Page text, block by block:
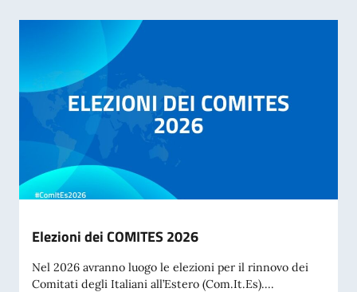
Elezioni dei COMITES 2026
Nel 2026 avranno luogo le elezioni per il rinnovo dei
Comitati degli Italiani all’Estero (Com.It.Es)....